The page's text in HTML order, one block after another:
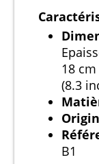
18
(8.3
B1